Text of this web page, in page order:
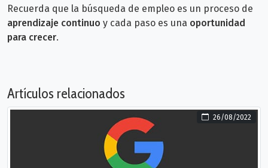
Recuerda que la búsqueda de empleo es un proceso de
aprendizaje continuo y cada paso es una oportunidad
para crecer.
Artículos relacionados
26/08/2022